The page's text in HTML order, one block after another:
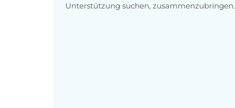
Unterstützung suchen, zusammenzubringen.